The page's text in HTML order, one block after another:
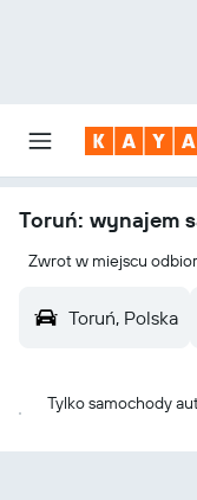
Toruń: wynajem
Zwrot w miejscu
Toruń, Polska
Tylko samochody